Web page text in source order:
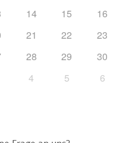
14 15
16
21 22
23
28 29
30
4 5 6